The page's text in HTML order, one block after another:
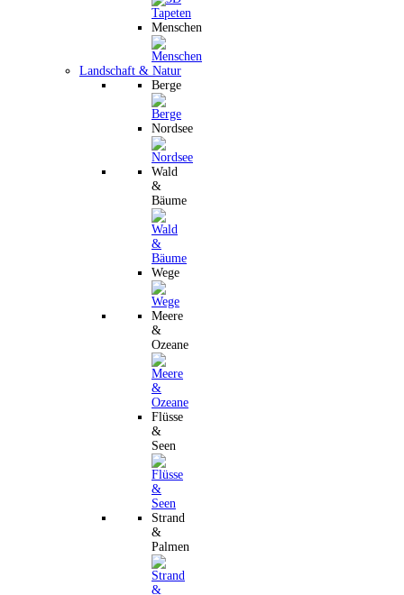
Menschen
Landschaft & Natur
Berge
Nordsee
Wald
&
Bäume
Wege
Meere
&
Ozeane
Flüsse
&
Seen
Strand
&
Palmen